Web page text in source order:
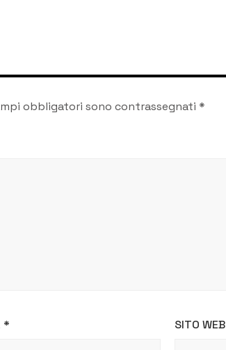
violazioni
circa 2500 euro
obbligatori sono contrassegnati *
* SITO WEB